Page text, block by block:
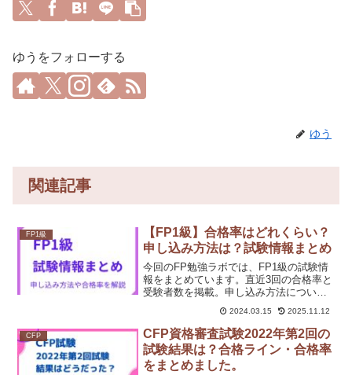
ゆうをフォローする
ゆう
関連記事
FP1級
【FP1級】合格率はどれくらい？
申し込み方法は？試験情報まとめ
今回のFP勉強ラボでは、FP1級の試験情
報をまとめています。直近3回の合格率と
受験者数を掲載。申し込み方法について
も解説しています。きんざいと日本FP協
会で、受検できる科目と試験内容が違う
ので、この記事では、きんざいと日本FP
協会の違いを整理してまとめています。
FP1級の受検を検討している方はぜひ読
んでみてください。
2024.03.15 2025.11.12
CFP
CFP資格審査試験2022年第2回の
試験結果は？合格ライン・合格率
をまとめました。